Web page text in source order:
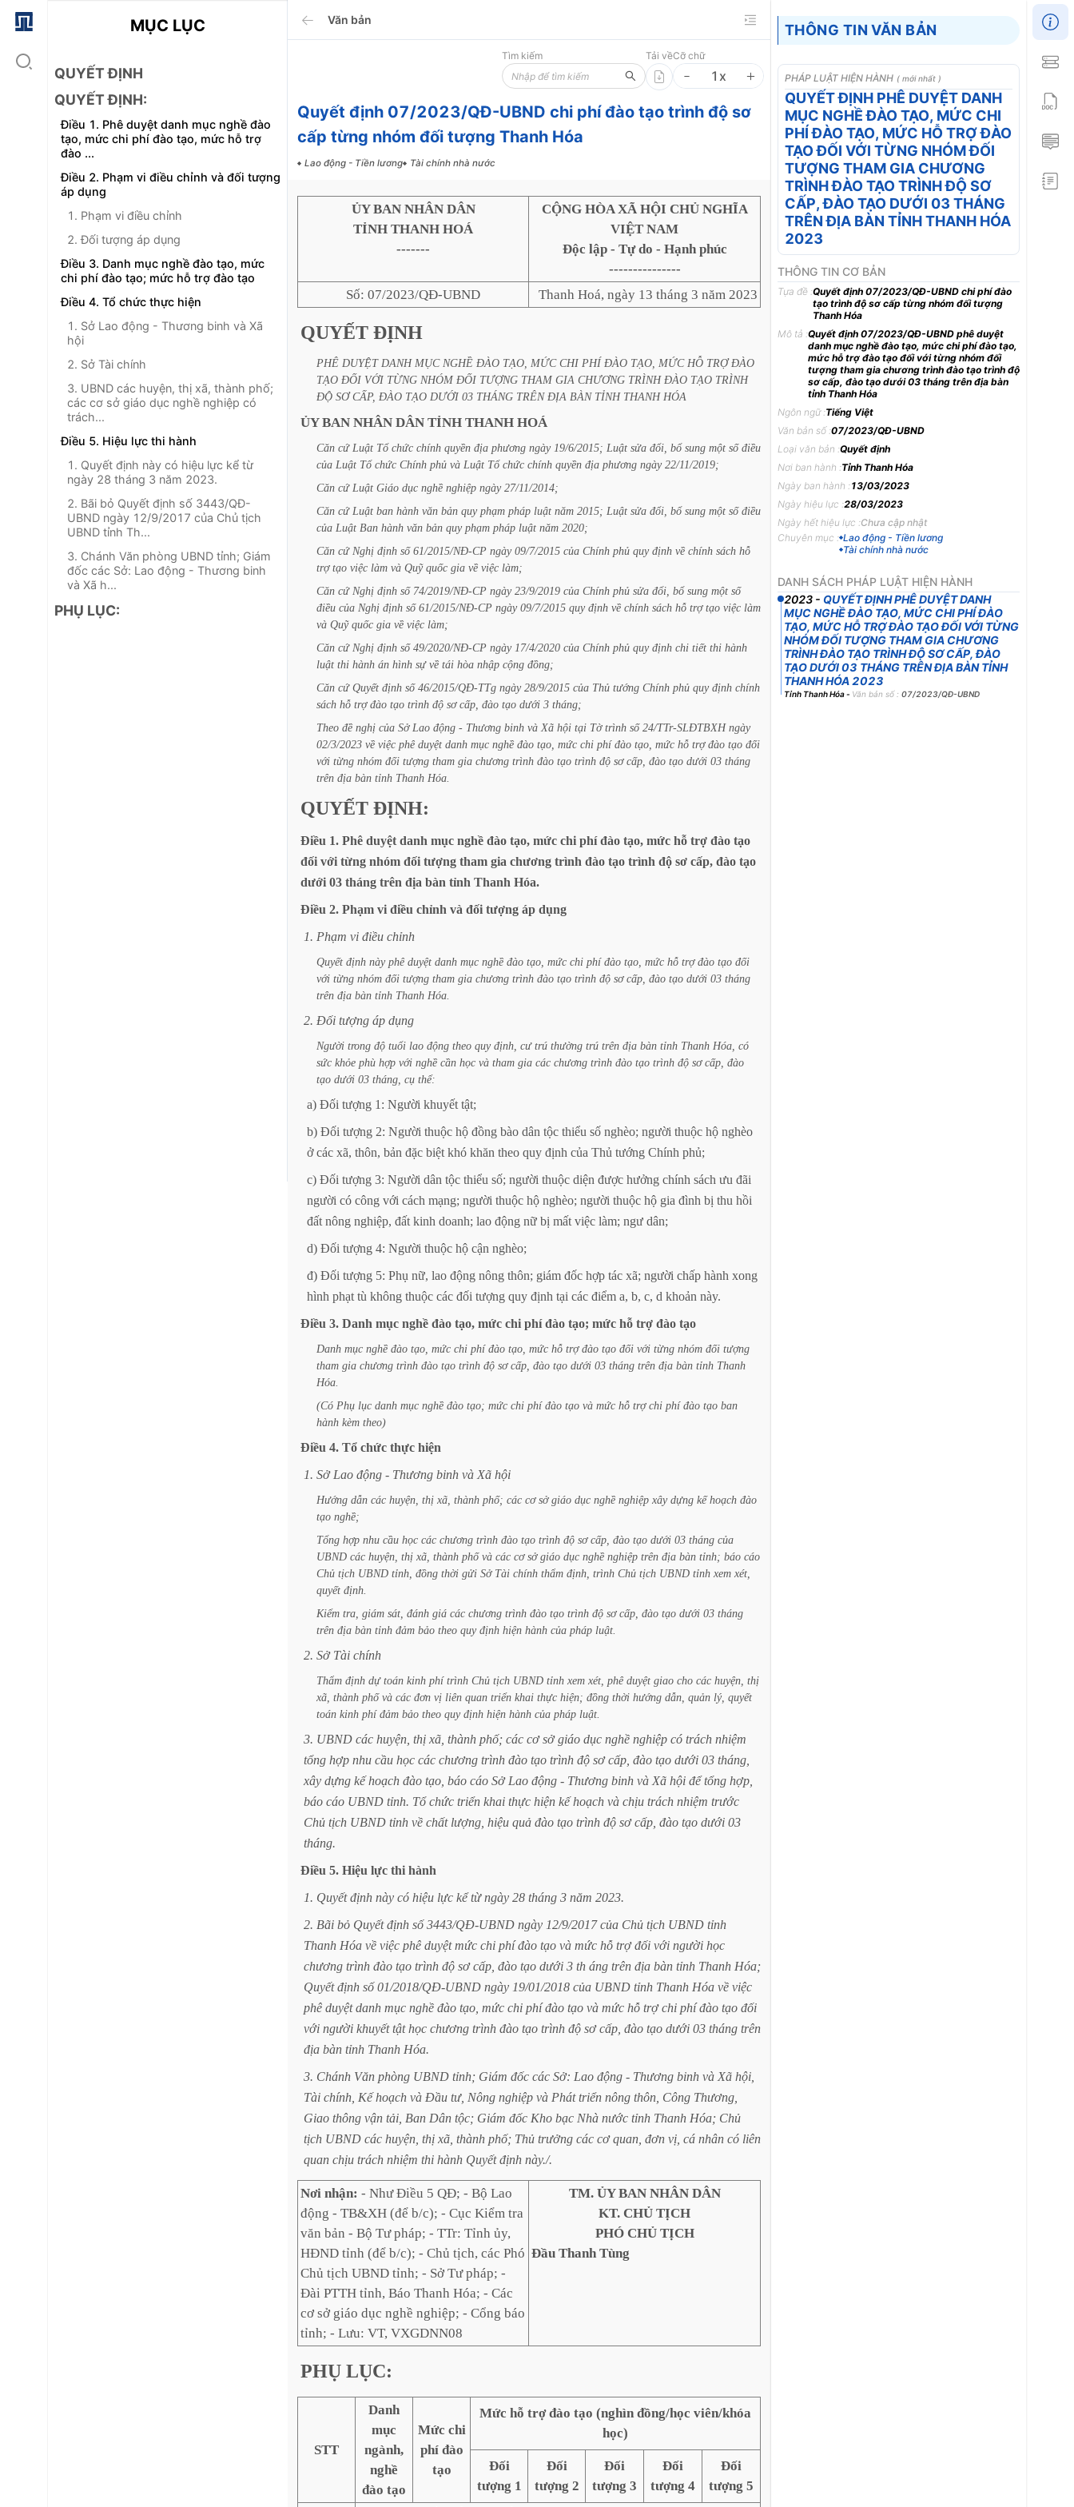
MỤC LỤC
QUYẾT ĐỊNH
QUYẾT ĐỊNH:
Điều 1. Phê duyệt danh mục nghề đào
tạo, mức chi phí đào tạo, mức hỗ trợ
đào ...
Điều 2. Phạm vi điều chỉnh và đối tượng
áp dụng
1. Phạm vi điều chỉnh
2. Đối tượng áp dụng
Điều 3. Danh mục nghề đào tạo, mức
chi phí đào tạo; mức hỗ trợ đào tạo
Điều 4. Tổ chức thực hiện
1. Sở Lao động - Thương binh và Xã
hội
2. Sở Tài chính
3. UBND các huyện, thị xã, thành phố;
các cơ sở giáo dục nghề nghiệp có
trách...
Điều 5. Hiệu lực thi hành
1. Quyết định này có hiệu lực kể từ
ngày 28 tháng 3 năm 2023.
2. Bãi bỏ Quyết định số 3443/QĐ-
UBND ngày 12/9/2017 của Chủ tịch
UBND tỉnh Th...
3. Chánh Văn phòng UBND tỉnh; Giám
đốc các Sở: Lao động - Thương binh
và Xã h...
PHỤ LỤC:
Văn bản
Tìm kiếm Tải vềCỡ chữ
1 x
Quyết định 07/2023/QĐ-UBND chi phí đào tạo trình độ sơ
cấp từng nhóm đối tượng Thanh Hóa
Lao động - Tiền lương Tài chính nhà nước
ỦY BAN NHÂN DÂN
TỈNH THANH HOÁ
-------
CỘNG HÒA XÃ HỘI CHỦ NGHĨA
VIỆT NAM
Độc lập - Tự do - Hạnh phúc
---------------
Số: 07/2023/QĐ-UBND
Thanh Hoá, ngày 13 tháng 3 năm 2023
QUYẾT ĐỊNH
PHÊ DUYỆT DANH MỤC NGHỀ ĐÀO TẠO, MỨC CHI PHÍ ĐÀO TẠO, MỨC HỖ TRỢ ĐÀO
TẠO ĐỐI VỚI TỪNG NHÓM ĐỐI TƯỢNG THAM GIA CHƯƠNG TRÌNH ĐÀO TẠO TRÌNH
ĐỘ SƠ CẤP, ĐÀO TẠO DƯỚI 03 THÁNG TRÊN ĐỊA BÀN TỈNH THANH HÓA
ỦY BAN NHÂN DÂN TỈNH THANH HOÁ
Căn cứ Luật Tổ chức chính quyền địa phương ngày 19/6/2015; Luật sửa đổi, bổ sung một số điều
của Luật Tổ chức Chính phủ và Luật Tổ chức chính quyền địa phương ngày 22/11/2019;
Căn cứ Luật Giáo dục nghề nghiệp ngày 27/11/2014;
Căn cứ Luật ban hành văn bản quy phạm pháp luật năm 2015; Luật sửa đổi, bổ sung một số điều
của Luật Ban hành văn bản quy phạm pháp luật năm 2020;
Căn cứ Nghị định số 61/2015/NĐ-CP ngày 09/7/2015 của Chính phủ quy định về chính sách hỗ
trợ tạo việc làm và Quỹ quốc gia về việc làm;
Căn cứ Nghị định số 74/2019/NĐ-CP ngày 23/9/2019 của Chính phủ sửa đổi, bổ sung một số
điều của Nghị định số 61/2015/NĐ-CP ngày 09/7/2015 quy định về chính sách hỗ trợ tạo việc làm
và Quỹ quốc gia về việc làm;
Căn cứ Nghị định số 49/2020/NĐ-CP ngày 17/4/2020 của Chính phủ quy định chi tiết thi hành
luật thi hành án hình sự về tái hòa nhập cộng đồng;
Căn cứ Quyết định số 46/2015/QĐ-TTg ngày 28/9/2015 của Thủ tướng Chính phủ quy định chính
sách hỗ trợ đào tạo trình độ sơ cấp, đào tạo dưới 3 tháng;
Theo đề nghị của Sở Lao động - Thương binh và Xã hội tại Tờ trình số 24/TTr-SLĐTBXH ngày
02/3/2023 về việc phê duyệt danh mục nghề đào tạo, mức chi phí đào tạo, mức hỗ trợ đào tạo đối
với từng nhóm đối tượng tham gia chương trình đào tạo trình độ sơ cấp, đào tạo dưới 03 tháng
trên địa bàn tỉnh Thanh Hóa.
QUYẾT ĐỊNH:
Điều 1. Phê duyệt danh mục nghề đào tạo, mức chi phí đào tạo, mức hỗ trợ đào tạo
đối với từng nhóm đối tượng tham gia chương trình đào tạo trình độ sơ cấp, đào tạo
dưới 03 tháng trên địa bàn tỉnh Thanh Hóa.
Điều 2. Phạm vi điều chỉnh và đối tượng áp dụng
1. Phạm vi điều chỉnh
Quyết định này phê duyệt danh mục nghề đào tạo, mức chi phí đào tạo, mức hỗ trợ đào tạo đối
với từng nhóm đối tượng tham gia chương trình đào tạo trình độ sơ cấp, đào tạo dưới 03 tháng
trên địa bàn tỉnh Thanh Hóa.
2. Đối tượng áp dụng
Người trong độ tuổi lao động theo quy định, cư trú thường trú trên địa bàn tỉnh Thanh Hóa, có
sức khỏe phù hợp với nghề cần học và tham gia các chương trình đào tạo trình độ sơ cấp, đào
tạo dưới 03 tháng, cụ thể:
a) Đối tượng 1: Người khuyết tật;
b) Đối tượng 2: Người thuộc hộ đồng bào dân tộc thiểu số nghèo; người thuộc hộ nghèo
ở các xã, thôn, bản đặc biệt khó khăn theo quy định của Thủ tướng Chính phủ;
c) Đối tượng 3: Người dân tộc thiểu số; người thuộc diện được hưởng chính sách ưu đãi
người có công với cách mạng; người thuộc hộ nghèo; người thuộc hộ gia đình bị thu hồi
đất nông nghiệp, đất kinh doanh; lao động nữ bị mất việc làm; ngư dân;
d) Đối tượng 4: Người thuộc hộ cận nghèo;
đ) Đối tượng 5: Phụ nữ, lao động nông thôn; giám đốc hợp tác xã; người chấp hành xong
hình phạt tù không thuộc các đối tượng quy định tại các điểm a, b, c, d khoản này.
Điều 3. Danh mục nghề đào tạo, mức chi phí đào tạo; mức hỗ trợ đào tạo
Danh mục nghề đào tạo, mức chi phí đào tạo, mức hỗ trợ đào tạo đối với từng nhóm đối tượng
tham gia chương trình đào tạo trình độ sơ cấp, đào tạo dưới 03 tháng trên địa bàn tỉnh Thanh
Hóa.
(Có Phụ lục danh mục nghề đào tạo; mức chi phí đào tạo và mức hỗ trợ chi phí đào tạo ban
hành kèm theo)
Điều 4. Tổ chức thực hiện
1. Sở Lao động - Thương binh và Xã hội
Hướng dẫn các huyện, thị xã, thành phố; các cơ sở giáo dục nghề nghiệp xây dựng kế hoạch đào
tạo nghề;
Tổng hợp nhu cầu học các chương trình đào tạo trình độ sơ cấp, đào tạo dưới 03 tháng của
UBND các huyện, thị xã, thành phố và các cơ sở giáo dục nghề nghiệp trên địa bàn tỉnh; báo cáo
Chủ tịch UBND tỉnh, đồng thời gửi Sở Tài chính thẩm định, trình Chủ tịch UBND tỉnh xem xét,
quyết định.
Kiểm tra, giám sát, đánh giá các chương trình đào tạo trình độ sơ cấp, đào tạo dưới 03 tháng
trên địa bàn tỉnh đảm bảo theo quy định hiện hành của pháp luật.
2. Sở Tài chính
Thẩm định dự toán kinh phí trình Chủ tịch UBND tỉnh xem xét, phê duyệt giao cho các huyện, thị
xã, thành phố và các đơn vị liên quan triển khai thực hiện; đồng thời hướng dẫn, quản lý, quyết
toán kinh phí đảm bảo theo quy định hiện hành của pháp luật.
3. UBND các huyện, thị xã, thành phố; các cơ sở giáo dục nghề nghiệp có trách nhiệm
tổng hợp nhu cầu học các chương trình đào tạo trình độ sơ cấp, đào tạo dưới 03 tháng,
xây dựng kế hoạch đào tạo, báo cáo Sở Lao động - Thương binh và Xã hội để tổng hợp,
báo cáo UBND tỉnh. Tổ chức triển khai thực hiện kế hoạch và chịu trách nhiệm trước
Chủ tịch UBND tỉnh về chất lượng, hiệu quả đào tạo trình độ sơ cấp, đào tạo dưới 03
tháng.
Điều 5. Hiệu lực thi hành
1. Quyết định này có hiệu lực kể từ ngày 28 tháng 3 năm 2023.
2. Bãi bỏ Quyết định số 3443/QĐ-UBND ngày 12/9/2017 của Chủ tịch UBND tỉnh
Thanh Hóa về việc phê duyệt mức chi phí đào tạo và mức hỗ trợ đối với người học
chương trình đào tạo trình độ sơ cấp, đào tạo dưới 3 th áng trên địa bàn tỉnh Thanh Hóa;
Quyết định số 01/2018/QĐ-UBND ngày 19/01/2018 của UBND tỉnh Thanh Hóa về việc
phê duyệt danh mục nghề đào tạo, mức chi phí đào tạo và mức hỗ trợ chi phí đào tạo đối
với người khuyết tật học chương trình đào tạo trình độ sơ cấp, đào tạo dưới 03 tháng trên
địa bàn tỉnh Thanh Hóa.
3. Chánh Văn phòng UBND tỉnh; Giám đốc các Sở: Lao động - Thương binh và Xã hội,
Tài chính, Kế hoạch và Đầu tư, Nông nghiệp và Phát triển nông thôn, Công Thương,
Giao thông vận tải, Ban Dân tộc; Giám đốc Kho bạc Nhà nước tỉnh Thanh Hóa; Chủ
tịch UBND các huyện, thị xã, thành phố; Thủ trưởng các cơ quan, đơn vị, cá nhân có liên
quan chịu trách nhiệm thi hành Quyết định này./.
Nơi nhận: - Như Điều 5 QĐ; - Bộ Lao
động - TB&XH (để b/c); - Cục Kiểm tra
văn bản - Bộ Tư pháp; - TTr: Tỉnh ủy,
HĐND tỉnh (để b/c); - Chủ tịch, các Phó
Chủ tịch UBND tỉnh; - Sở Tư pháp; -
Đài PTTH tỉnh, Báo Thanh Hóa; - Các
cơ sở giáo dục nghề nghiệp; - Cổng báo
tỉnh; - Lưu: VT, VXGDNN08
TM. ỦY BAN NHÂN DÂN
KT. CHỦ TỊCH
PHÓ CHỦ TỊCH
Đầu Thanh Tùng
PHỤ LỤC:
STT
Danh
mục
ngành,
nghề
đào tạo
Mức chi
phí đào
tạo
Mức hỗ trợ đào tạo (nghìn đồng/học viên/khóa
học)
Đối
tượng 1
Đối
tượng 2
Đối
tượng 3
Đối
tượng 4
Đối
tượng 5
THÔNG TIN VĂN BẢN
PHÁP LUẬT HIỆN HÀNH ( mới nhất )
QUYẾT ĐỊNH PHÊ DUYỆT DANH
MỤC NGHỀ ĐÀO TẠO, MỨC CHI
PHÍ ĐÀO TẠO, MỨC HỖ TRỢ ĐÀO
TẠO ĐỐI VỚI TỪNG NHÓM ĐỐI
TƯỢNG THAM GIA CHƯƠNG
TRÌNH ĐÀO TẠO TRÌNH ĐỘ SƠ
CẤP, ĐÀO TẠO DƯỚI 03 THÁNG
TRÊN ĐỊA BÀN TỈNH THANH HÓA
2023
THÔNG TIN CƠ BẢN
Tựa đề :Quyết định 07/2023/QĐ-UBND chi phí đào
tạo trình độ sơ cấp từng nhóm đối tượng
Thanh Hóa
Mô tả :Quyết định 07/2023/QĐ-UBND phê duyệt
danh mục nghề đào tạo, mức chi phí đào tạo,
mức hỗ trợ đào tạo đối với từng nhóm đối
tượng tham gia chương trình đào tạo trình độ
sơ cấp, đào tạo dưới 03 tháng trên địa bàn
tỉnh Thanh Hóa
Ngôn ngữ :Tiếng Việt
Văn bản số :07/2023/QĐ-UBND
Loại văn bản :Quyết định
Nơi ban hành :Tỉnh Thanh Hóa
Ngày ban hành :13/03/2023
Ngày hiệu lực :28/03/2023
Ngày hết hiệu lực :Chưa cập nhật
Chuyên mục : Lao động - Tiền lương
Tài chính nhà nước
DANH SÁCH PHÁP LUẬT HIỆN HÀNH
2023 - QUYẾT ĐỊNH PHÊ DUYỆT DANH
MỤC NGHỀ ĐÀO TẠO, MỨC CHI PHÍ ĐÀO
TẠO, MỨC HỖ TRỢ ĐÀO TẠO ĐỐI VỚI TỪNG
NHÓM ĐỐI TƯỢNG THAM GIA CHƯƠNG
TRÌNH ĐÀO TẠO TRÌNH ĐỘ SƠ CẤP, ĐÀO
TẠO DƯỚI 03 THÁNG TRÊN ĐỊA BÀN TỈNH
THANH HÓA 2023
Tỉnh Thanh Hóa- Văn bản số : 07/2023/QĐ-UBND